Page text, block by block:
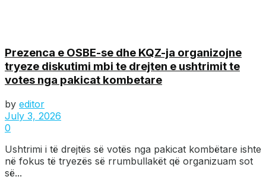
Prezenca e OSBE-se dhe KQZ-ja organizojne
tryeze diskutimi mbi te drejten e ushtrimit te
votes nga pakicat kombetare
by editor
July 3, 2026
0
Ushtrimi i të drejtës së votës nga pakicat kombëtare ishte
në fokus të tryezës së rrumbullakët që organizuam sot
së...